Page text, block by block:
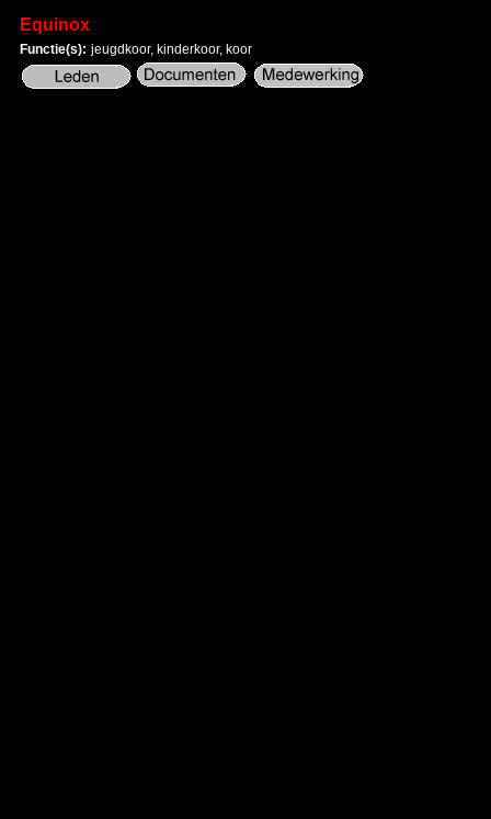
Equinox
Functie(s): jeugdkoor, kinderkoor, koor